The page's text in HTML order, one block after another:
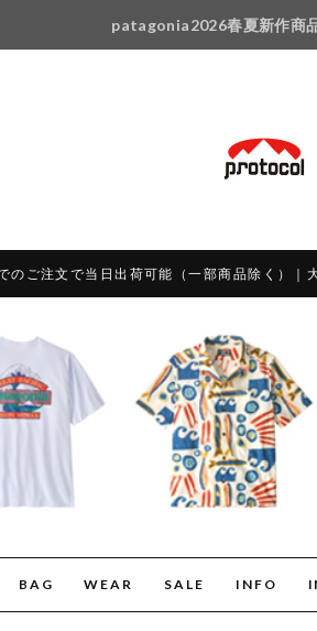
patagonia2026春夏新作商
のご注文で当日出荷可能（一部商品除く）
BAG WEAR SALE INFO